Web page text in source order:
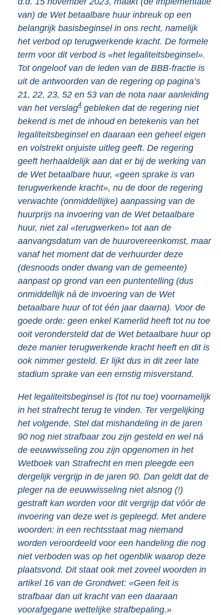
van) de Wet betaalbare huur inbreuk op een
belangrijk basisbeginsel in ons recht, namelijk
het verbod op terugwerkende kracht. De formele
term voor dit verbod is «het legaliteitsbeginsel».
Tot ongeloof van de leden van de BBB-fractie is
uit de antwoorden van de regering op pagina’s
21, 22, 23, 52 en 53 van de nota naar aanleiding
van het verslag4 gebleken dat de regering niet
bekend is met de inhoud en betekenis van het
legaliteitsbeginsel en daaraan een geheel eigen
en volstrekt onjuiste uitleg geeft. De regering
geeft herhaaldelijk aan dat er bij de werking van
de Wet betaalbare huur, «geen sprake is van
terugwerkende kracht», nu de door de regering
verwachte (onmiddellijke) aanpassing van de
huurprijs na invoering van de Wet betaalbare
huur, niet zal «terugwerken» tot aan de
aanvangsdatum van de huurovereenkomst, maar
vanaf het moment dat de verhuurder deze
(desnoods onder dwang van de gemeente)
aanpast op grond van een puntentelling (dus
onmiddellijk ná de invoering van de Wet
betaalbare huur of tot één jaar daarna). Voor de
goede orde: geen enkel Kamerlid heeft tot nu toe
ooit verondersteld dat de Wet betaalbare huur op
deze manier terugwerkende kracht heeft en dit is
ook nimmer gesteld. Er lijkt dus in dit zeer late
stadium sprake van een ernstig misverstand.
Het legaliteitsbeginsel is (tot nu toe) voornamelijk
in het strafrecht terug te vinden. Ter vergelijking
het volgende. Stel dat mishandeling in de jaren
90 nog niet strafbaar zou zijn gesteld en wel ná
de eeuwwisseling zou zijn opgenomen in het
Wetboek van Strafrecht en men pleegde een
dergelijk vergrijp in de jaren 90. Dan geldt dat de
pleger na de eeuwwisseling niet alsnog (!)
gestraft kan worden voor dit vergrijp dat vóór de
invoering van deze wet is gepleegd. Met andere
woorden: in een rechtsstaat mag niemand
worden veroordeeld voor een handeling die nog
niet verboden was op het ogenblik waarop deze
plaatsvond. Dit staat ook met zoveel woorden in
artikel 16 van de Grondwet: «Geen feit is
strafbaar dan uit kracht van een daaraan
voorafgegane wettelijke strafbepaling.»